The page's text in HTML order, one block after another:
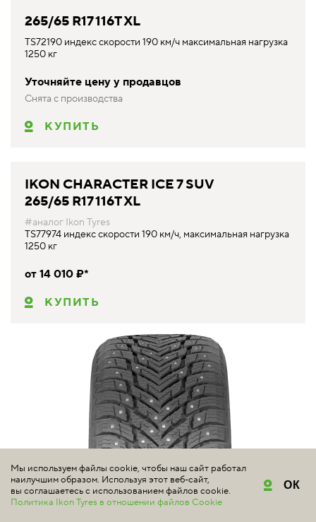
265/65 R17 116T XL
TS72190 индекс скорости 190 км/ч максимальная нагрузка
1250 кг
Уточняйте цену у продавцов
Снята с производства
КУПИТЬ
IKON CHARACTER ICE 7 SUV
265/65 R17 116T XL
#аналог Ikon Tyres
TS77974 индекс скорости 190 км/ч, максимальная нагрузка
1250 кг
от 14 010 ₽*
КУПИТЬ
Мы используем файлы cookie, чтобы наш сайт работал
наилучшим образом. Используя этот веб-сайт,
вы соглашаетесь с использованием файлов cookie.
Политика Ikon Tyres в отношении файлов Cookie
ОК